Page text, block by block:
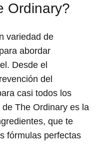
Ordinary?
variedad de
abordar
Desde el
del
casi todos los
The Ordinary es la
que te
fórmulas perfectas